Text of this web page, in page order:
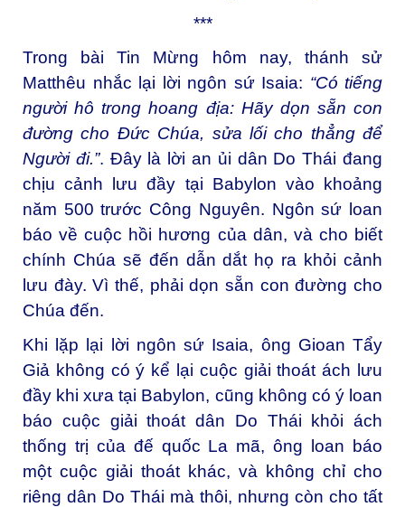
***
Trong bài Tin Mừng hôm nay, thánh sử
Matthêu nhắc lại lời ngôn sứ Isaia: “Có tiếng
người hô trong hoang địa: Hãy dọn sẵn con
đường cho Ðức Chúa, sửa lối cho thẳng để
Người đi.”. Đây là lời an ủi dân Do Thái đang
chịu cảnh lưu đầy tại Babylon vào khoảng
năm 500 trước Công Nguyên. Ngôn sứ loan
báo về cuộc hồi hương của dân, và cho biết
chính Chúa sẽ đến dẫn dắt họ ra khỏi cảnh
lưu đày. Vì thế, phải dọn sẵn con đường cho
Chúa đến.
Khi lặp lại lời ngôn sứ Isaia, ông Gioan Tẩy
Giả không có ý kể lại cuộc giải thoát ách lưu
đầy khi xưa tại Babylon, cũng không có ý loan
báo cuộc giải thoát dân Do Thái khỏi ách
thống trị của đế quốc La mã, ông loan báo
một cuộc giải thoát khác, và không chỉ cho
riêng dân Do Thái mà thôi, nhưng còn cho tất